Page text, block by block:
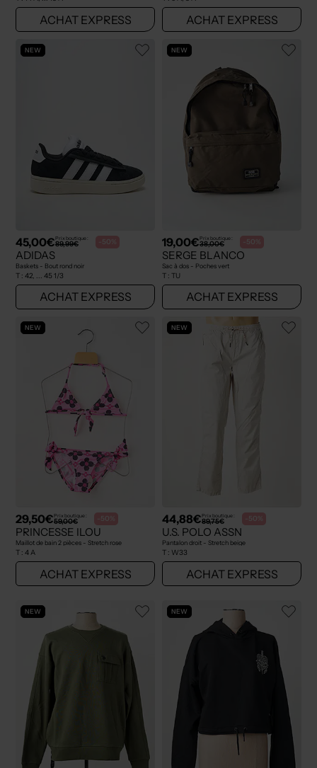
ACHAT EXPRESS ACHAT EXPRESS
NEW
45,00€Prix boutique :
89,99€ -50%
ADIDAS
Baskets - Bout rond noir
T : 42, ... 45 1/3
ACHAT EXPRESS
NEW
19,00€Prix boutique :
38,00€ -50%
SERGE BLANCO
Sac à dos - Poches vert
T : TU
ACHAT EXPRESS
NEW
29,50€Prix boutique :
59,00€ -50%
PRINCESSE ILOU
Maillot de bain 2 pièces - Stretch rose
T : 4 A
ACHAT EXPRESS
NEW
44,88€Prix boutique :
89,75€ -50%
U.S. POLO ASSN
Pantalon droit - Stretch beige
T : W33
ACHAT EXPRESS
NEW NEW